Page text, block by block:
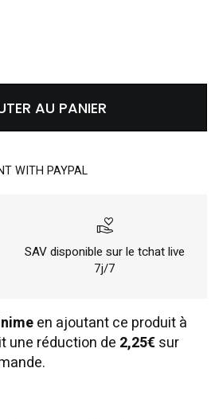
AU PANIER
WITH PAYPAL
volunteer_activism
SAV disponible sur le tchat live
7j/7
en ajoutant ce produit à
une réduction de 2,25€sur